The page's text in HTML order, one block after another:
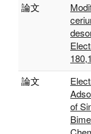
論文
論文
of